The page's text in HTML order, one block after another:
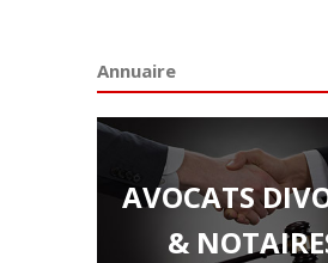
Annuaire
AVOCATS
&